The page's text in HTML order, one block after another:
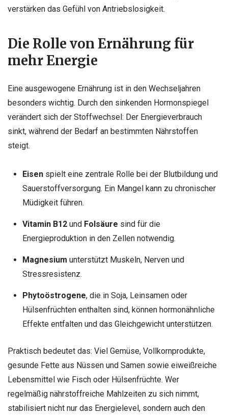
verstärken das Gefühl von Antriebslosigkeit.
Die Rolle von Ernährung für
mehr Energie
Eine ausgewogene Ernährung ist in den Wechseljahren
besonders wichtig. Durch den sinkenden Hormonspiegel
verändert sich der Stoffwechsel: Der Energieverbrauch
sinkt, während der Bedarf an bestimmten Nährstoffen
steigt.
Eisenspielt eine zentrale Rolle bei der Blutbildung und
Sauerstoffversorgung. Ein Mangel kann zu chronischer
Müdigkeit führen.
Vitamin B12und Folsäure sind für die
Energieproduktion in den Zellen notwendig.
Magnesium unterstützt Muskeln, Nerven und
Stressresistenz.
Phytoöstrogene, die in Soja, Leinsamen oder
Hülsenfrüchten enthalten sind, können hormonähnliche
Effekte entfalten und das Gleichgewicht unterstützen.
Praktisch bedeutet das: Viel Gemüse, Vollkornprodukte,
gesunde Fette aus Nüssen und Samen sowie eiweißreiche
Lebensmittel wie Fisch oder Hülsenfrüchte. Wer
regelmäßig nährstoffreiche Mahlzeiten zu sich nimmt,
stabilisiert nicht nur das Energielevel, sondern auch den